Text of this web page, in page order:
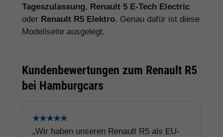
Tageszulassung, Renault 5 E-Tech Electric
oder Renault R5 Elektro. Genau dafür ist diese
Modellseite ausgelegt.
Kundenbewertungen zum Renault R5
bei Hamburgcars
★★★★★
„Wir haben unseren Renault R5 als EU-